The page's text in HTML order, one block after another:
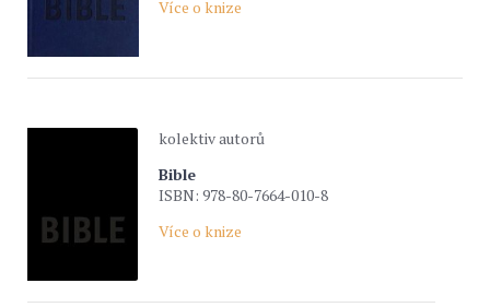
Více o knize
kolektiv autorů
Bible
ISBN: 978-80-7664-010-8
Více o knize